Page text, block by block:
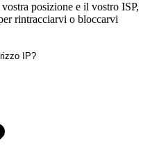
posizione e il vostro ISP,
rintracciarvi o bloccarvi
IP?